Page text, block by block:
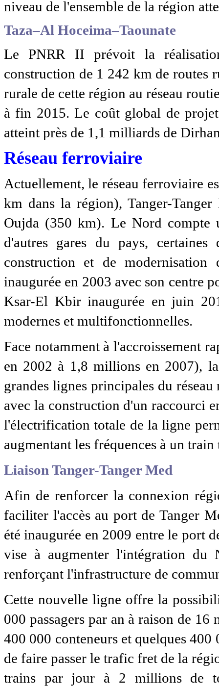
niveau de l'ensemble de la région
Taza–Al Hoceima–Taounate
Le PNRR II prévoit la
construction de 1 242 km de routes
rurale de cette région au réseau
à fin 2015. Le coût global de
atteint près de 1,1 milliards de
Réseau ferroviaire
Actuellement, le réseau ferroviaire
km dans la région), Tanger-
Oujda (350 km). Le Nord compte
d'autres gares du pays,
construction et de
inaugurée en 2003 avec son centre
Ksar-El Kbir inaugurée en juin
modernes et multifonctionnelles.
Face notamment à l'accroissement
en 2002 à 1,8 millions en 2007),
grandes lignes principales du
avec la construction d'un raccourci
l'électrification totale de la ligne
augmentant les fréquences à un
Liaison Tanger-Tanger Med
Afin de renforcer la connexion
faciliter l'accès au port de Tanger
été inaugurée en 2009 entre le port
vise à augmenter l'intégration du
renforçant l'infrastructure de
Cette nouvelle ligne offre la
000 passagers par an à raison de
400 000 conteneurs et quelques
de faire passer le trafic fret de la
trains par jour à 2 millions de